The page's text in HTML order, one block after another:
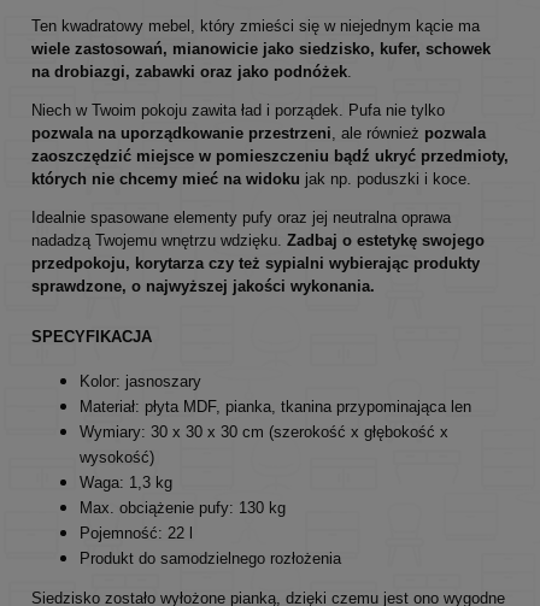
Ten kwadratowy mebel, który zmieści się w niejednym kącie ma
wiele zastosowań, mianowicie jako siedzisko, kufer, schowek
na drobiazgi, zabawki oraz jako podnóżek
Niech w Twoim pokoju zawita ład i porządek. Pufa nie tylko
pozwala na uporządkowanie przestrzeni , ale również pozwala
zaoszczędzić miejsce w pomieszczeniu bądź ukryć przedmioty,
których nie chcemy mieć na widoku jak np. poduszki i koce.
Idealnie spasowane elementy pufy oraz jej neutralna oprawa
nadadzą Twojemu wnętrzu wdzięku. Zadbaj o estetykę swojego
przedpokoju, korytarza czy też sypialni wybierając produkty
sprawdzone, o najwyższej jakości wykonania.
SPECYFIKACJA
Kolor: jasnoszary
Materiał: płyta MDF, pianka, tkanina przypominająca len
Wymiary: 30 x 30 x 30 cm (szerokość x głębokość x
wysokość)
Waga: 1,3 kg
Max. obciążenie pufy: 130 kg
Pojemność: 22 l
Produkt do samodzielnego rozłożenia
Siedzisko zostało wyłożone pianką, dzięki czemu jest ono wygodne